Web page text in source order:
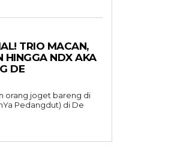
TRIO MACAN,
HINGGA NDX AKA
DE
orang joget bareng di
Pedangdut) di De